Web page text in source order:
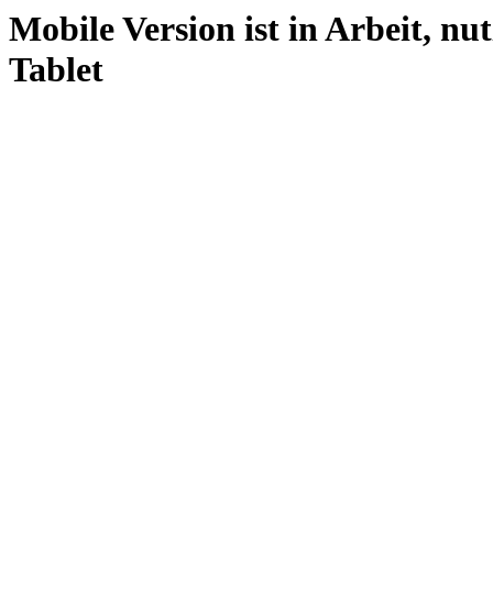
Mobile Version ist in Arbeit,
Tablet